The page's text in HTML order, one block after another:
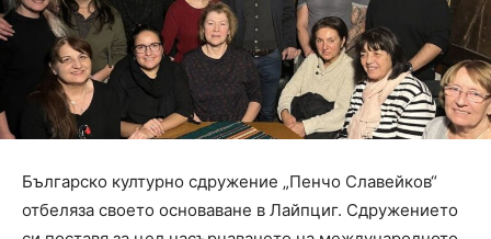
Българско културно сдружение „Пенчо Славейков“
отбеляза своето основаване в Лайпциг. Сдружението